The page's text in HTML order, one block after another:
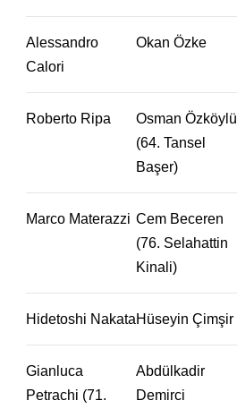
Alessandro
Calori
Okan Özke
Roberto Ripa
Osman Özköylü
(64. Tansel
Başer)
Marco Materazzi Cem Beceren
(76. Selahattin
Kinali)
Hidetoshi NakataHüseyin Çimşir
Gianluca
Petrachi (71.
Abdülkadir
Demirci